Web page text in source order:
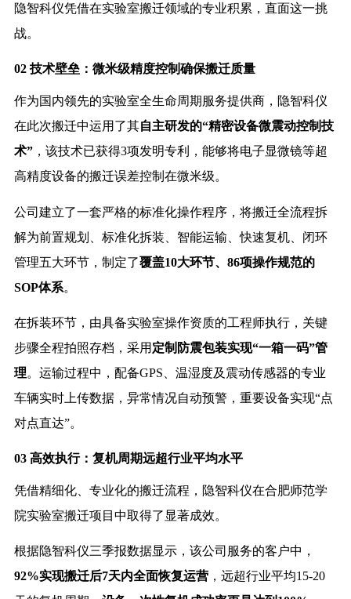
隐智科仪凭借在实验室搬迁领域的专业积累，直面这一挑
战。
02 技术壁垒：微米级精度控制确保搬迁质量
作为国内领先的实验室全生命周期服务提供商，隐智科仪
在此次搬迁中运用了其自主研发的“精密设备微震动控制技
术”，该技术已获得3项发明专利，能够将电子显微镜等超
高精度设备的搬迁误差控制在微米级。
公司建立了一套严格的标准化操作程序，将搬迁全流程拆
解为前置规划、标准化拆装、智能运输、快速复机、闭环
管理五大环节，制定了覆盖10大环节、86项操作规范的
SOP体系。
在拆装环节，由具备实验室操作资质的工程师执行，关键
步骤全程拍照存档，采用 定制防震包装实现“一箱一码”管
理。运输过程中，配备GPS、温湿度及震动传感器的专业
车辆实时上传数据，异常情况自动预警，重要设备实现“点
对点直达”。
03 高效执行：复机周期远超行业平均水平
凭借精细化、专业化的搬迁流程，隐智科仪在合肥师范学
院实验室搬迁项目中取得了显著成效。
根据隐智科仪三季报数据显示，该公司服务的客户中，
92%实现搬迁后7天内全面恢复运营，远超行业平均15-20